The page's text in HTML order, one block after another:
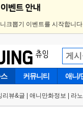
크뽑기 이벤트를 시작합니
커뮤니티 애니/
리뷰&글 애니만화정보 라